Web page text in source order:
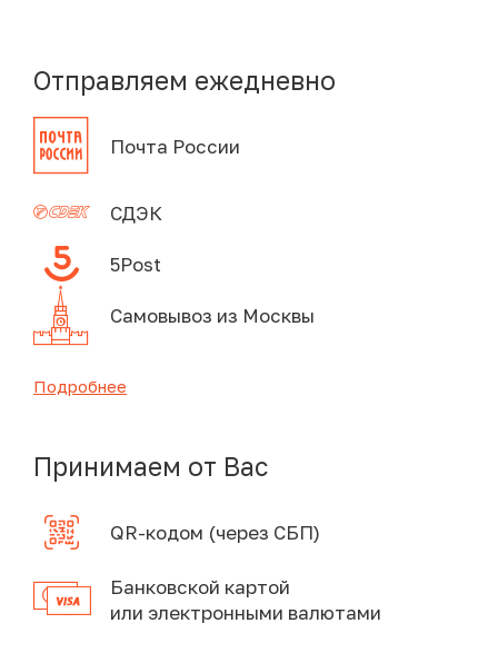
Отправляем ежедневно
Почта России
СДЭК
5Post
Самовывоз из Москвы
Подробнее
Принимаем от Вас
QR-кодом (через СБП)
Банковской картой
или электронными валютами